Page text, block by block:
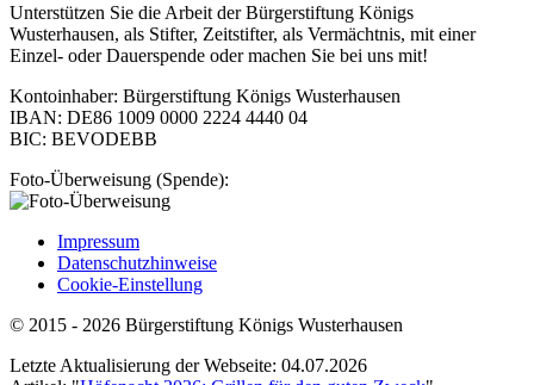
Unterstützen Sie die Arbeit der Bürgerstiftung Königs
Wusterhausen, als Stifter, Zeitstifter, als Vermächtnis, mit einer
Einzel- oder Dauerspende oder machen Sie bei uns mit!
Kontoinhaber: Bürgerstiftung Königs Wusterhausen
IBAN: DE86 1009 0000 2224 4440 04
BIC: BEVODEBB
Foto-Überweisung (Spende):
Impressum
Datenschutzhinweise
Cookie-Einstellung
© 2015 - 2026 Bürgerstiftung Königs Wusterhausen
Letzte Aktualisierung der Webseite: 04.07.2026